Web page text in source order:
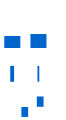
▆ ▇
▎
▏
▗ ▘